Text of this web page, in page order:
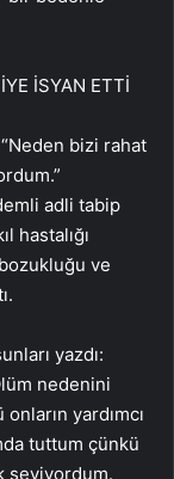
İSYAN ETTİ
bizi rahat
adli tabip
hastalığı
ve
yazdı:
nedenini
yardımcı
tuttum çünkü
seviyordum.